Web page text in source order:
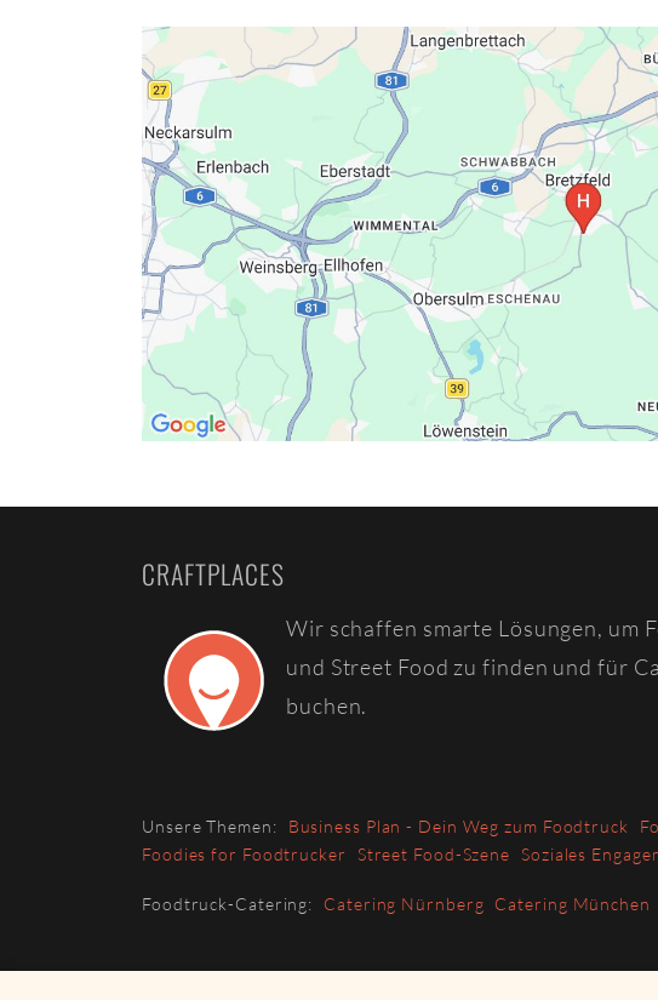
CRAFTPLACES
Wir schaffen smarte Lösungen, um
und Street Food zu finden und für
buchen.
Unsere Themen: Business Plan - Dein Weg zum Foodtruck
Foodies for Foodtrucker
Street Food-Szene Soziales
Foodtruck-Catering: Catering Nürnberg Catering München